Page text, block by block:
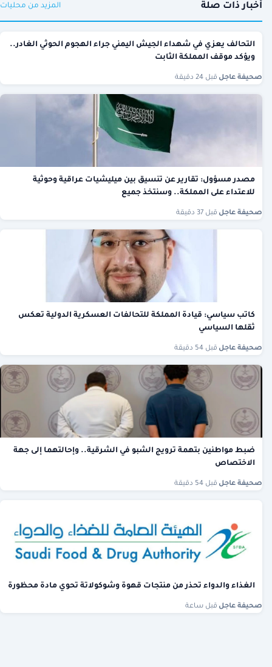
أخبار ذات صلة المزيد من محليات
التحالف يعزي في شهداء الجيش اليمني جراء الهجوم الحوثي الغادر..
ويؤكد موقف المملكة الثابت
صحيفة عاجل قبل 24 دقيقة
مصدر مسؤول: تقارير عن تنسيق بين ميليشيات عراقية وحوثية
للاعتداء على المملكة.. وسنتخذ جميع
صحيفة عاجل قبل 37 دقيقة
كاتب سياسي: قيادة المملكة للتحالفات العسكرية الدولية تعكس
ثقلها السياسي
صحيفة عاجل قبل 54 دقيقة
ضبط مواطنين بتهمة ترويج الشبو في الشرقية.. وإحالتهما إلى جهة
الاختصاص
صحيفة عاجل قبل 54 دقيقة
الغذاء والدواء تحذر من منتجات قهوة وشوكولاتة تحوي مادة محظورة
صحيفة عاجل قبل ساعة